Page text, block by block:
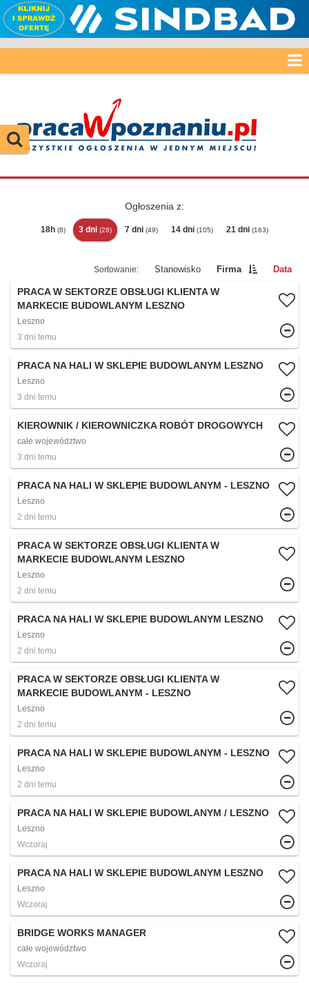
Ogłoszenia z:
18h (8) 3 dni (28) 7 dni (49) 14 dni (105) 21 dni (163)
Stanowisko Firma Data
PRACA W SEKTORZE OBSŁUGI KLIENTA W
MARKECIE BUDOWLANYM LESZNO
Leszno
3 dni temu
PRACA NA HALI W SKLEPIE BUDOWLANYM LESZNO
Leszno
3 dni temu
KIEROWNIK / KIEROWNICZKA ROBÓT DROGOWYCH
całe województwo
3 dni temu
PRACA NA HALI W SKLEPIE BUDOWLANYM - LESZNO
Leszno
2 dni temu
PRACA W SEKTORZE OBSŁUGI KLIENTA W
MARKECIE BUDOWLANYM LESZNO
Leszno
2 dni temu
PRACA NA HALI W SKLEPIE BUDOWLANYM LESZNO
Leszno
2 dni temu
PRACA W SEKTORZE OBSŁUGI KLIENTA W
MARKECIE BUDOWLANYM - LESZNO
Leszno
2 dni temu
PRACA NA HALI W SKLEPIE BUDOWLANYM - LESZNO
Leszno
2 dni temu
PRACA NA HALI W SKLEPIE BUDOWLANYM / LESZNO
Leszno
Wczoraj
PRACA NA HALI W SKLEPIE BUDOWLANYM LESZNO
Leszno
Wczoraj
BRIDGE WORKS MANAGER
całe województwo
Wczoraj